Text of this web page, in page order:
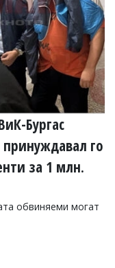
Бургас
го
за 1 млн.
обвиняеми могат